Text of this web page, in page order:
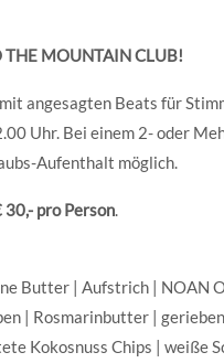
THE MOUNTAIN CLUB!
angesagten Beats für
Uhr. Bei einem 2- oder
Aufenthalt möglich.
30,- pro Person.
Butter | Aufstrich | NOAN
| Rosmarinbutter |
Kokosnuss Chips | weiße